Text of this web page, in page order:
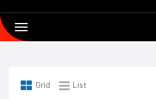
Toggle
navigation
Grid List